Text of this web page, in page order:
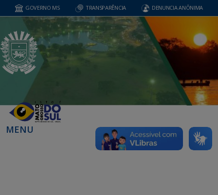
GOVERNO MS TRANSPARÊNCIA DENUNCIA ANÔNIMA
MENU